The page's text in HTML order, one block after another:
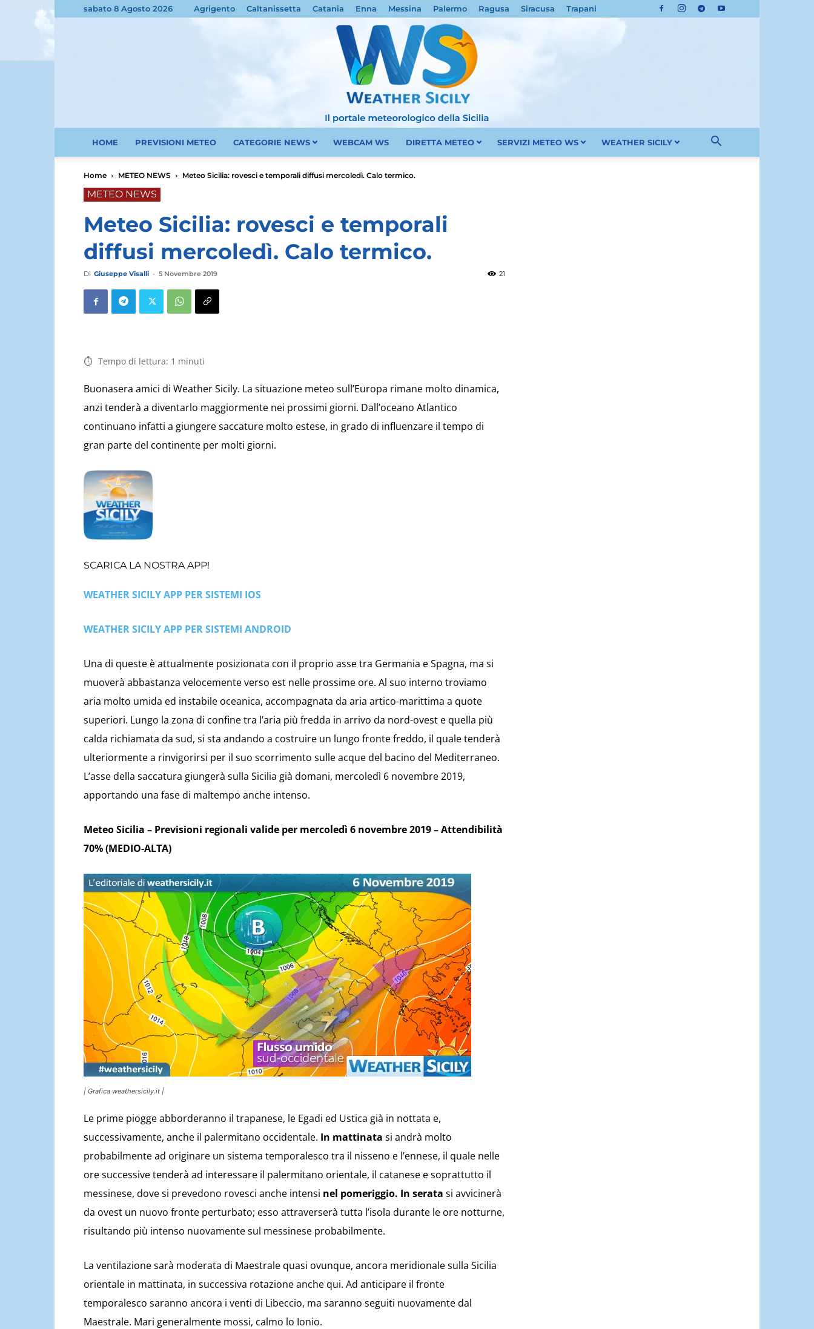
sabato 8 Agosto 2026 Agrigento Caltanissetta Catania Enna Messina Palermo Ragusa Siracusa Trapani
Weather
HOME PREVISIONI METEO CATEGORIE NEWS WEBCAM WS DIRETTA METEO SERVIZI METEO WS WEATHER SICILY
Home METEO NEWS Meteo Sicilia: rovesci e temporali diffusi mercoledì. Calo termico.
METEO NEWS
Meteo Sicilia: rovesci e temporali
diffusi mercoledì. Calo termico.
Di Giuseppe Visalli - 5 Novembre 2019 21
Tempo di lettura: 1 minuti
Buonasera amici di Weather Sicily. La situazione meteo sull’Europa rimane molto dinamica,
anzi tenderà a diventarlo maggiormente nei prossimi giorni. Dall’oceano Atlantico
continuano infatti a giungere saccature molto estese, in grado di influenzare il tempo di
gran parte del continente per molti giorni.
SCARICA LA NOSTRA APP!
WEATHER SICILY APP PER SISTEMI IOS
WEATHER SICILY APP PER SISTEMI ANDROID
Una di queste è attualmente posizionata con il proprio asse tra Germania e Spagna, ma si
muoverà abbastanza velocemente verso est nelle prossime ore. Al suo interno troviamo
aria molto umida ed instabile oceanica, accompagnata da aria artico-marittima a quote
superiori. Lungo la zona di confine tra l’aria più fredda in arrivo da nord-ovest e quella più
calda richiamata da sud, si sta andando a costruire un lungo fronte freddo, il quale tenderà
ulteriormente a rinvigorirsi per il suo scorrimento sulle acque del bacino del Mediterraneo.
L’asse della saccatura giungerà sulla Sicilia già domani, mercoledì 6 novembre 2019,
apportando una fase di maltempo anche intenso.
Meteo Sicilia – Previsioni regionali valide per mercoledì 6 novembre 2019 – Attendibilità
70% (MEDIO-ALTA)
| Grafica weathersicily.it |
Le prime piogge abborderanno il trapanese, le Egadi ed Ustica già in nottata e,
successivamente, anche il palermitano occidentale. In mattinata si andrà molto
probabilmente ad originare un sistema temporalesco tra il nisseno e l’ennese, il quale nelle
ore successive tenderà ad interessare il palermitano orientale, il catanese e soprattutto il
messinese, dove si prevedono rovesci anche intensi nel pomeriggio. In serata si avvicinerà
da ovest un nuovo fronte perturbato; esso attraverserà tutta l’isola durante le ore notturne,
risultando più intenso nuovamente sul messinese probabilmente.
La ventilazione sarà moderata di Maestrale quasi ovunque, ancora meridionale sulla Sicilia
orientale in mattinata, in successiva rotazione anche qui. Ad anticipare il fronte
temporalesco saranno ancora i venti di Libeccio, ma saranno seguiti nuovamente dal
Maestrale. Mari generalmente mossi, calmo lo Ionio.